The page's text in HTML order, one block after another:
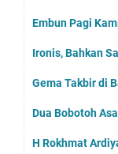
Embun Pagi
Ironis, Bahkan
Gema Takbir di
Dua Bobotoh
H Rokhmat